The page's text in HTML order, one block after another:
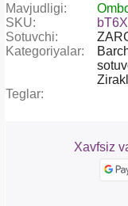
Mavjudligi:
SKU:
Sotuvchi:
Kategoriyalar:
Teglar:
Xavfsiz